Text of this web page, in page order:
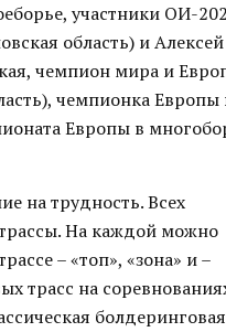
участники ОИ-
область) и
чемпион мира и
чемпионка Европы
Европы в
на трудность. Всех
На каждой можно
– «топ», «зона» и –
трасс на
болдеринговая